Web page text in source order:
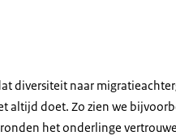
diversiteit naar
altijd doet. Zo zien we
het onderlinge